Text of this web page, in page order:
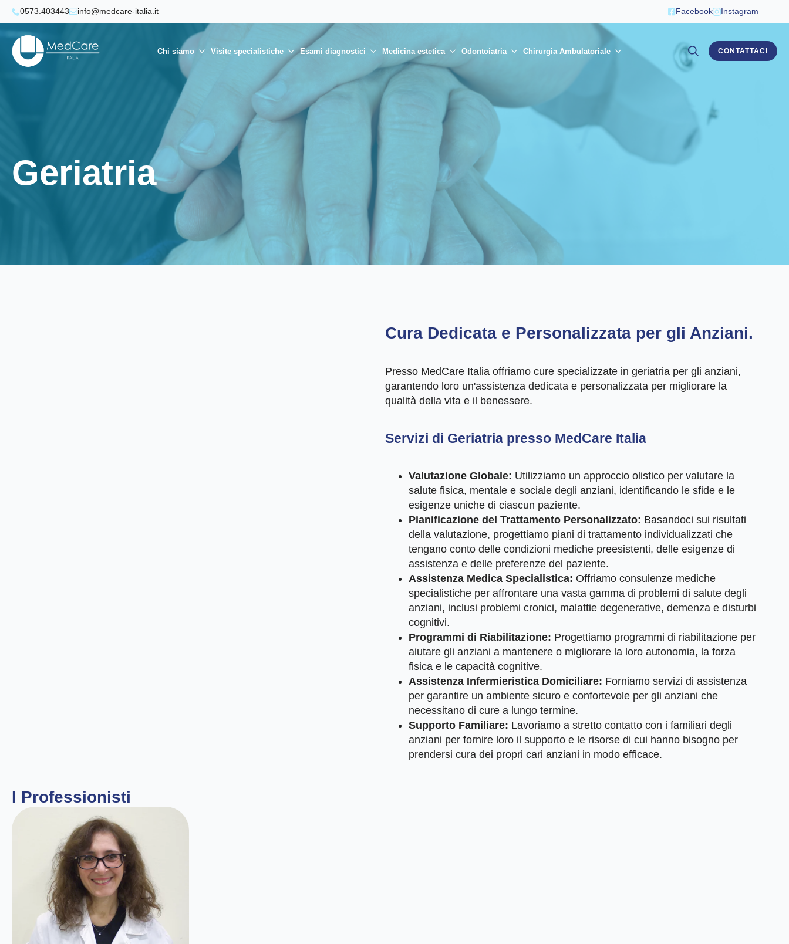
0573.403443 info@medcare-italia.it Facebook Instagram
Chi siamo Visite specialistiche Esami diagnostici Medicina estetica Odontoiatria Chirurgia Ambulatoriale
Search
CONTATTACI
Geriatria
Cura Dedicata e Personalizzata per gli Anziani.
Presso MedCare Italia offriamo cure specializzate in geriatria per gli anziani,
garantendo loro un'assistenza dedicata e personalizzata per migliorare la
qualità della vita e il benessere.
Servizi di Geriatria presso MedCare Italia
Valutazione Globale: Utilizziamo un approccio olistico per valutare la
salute fisica, mentale e sociale degli anziani, identificando le sfide e le
esigenze uniche di ciascun paziente.
Pianificazione del Trattamento Personalizzato: Basandoci sui risultati
della valutazione, progettiamo piani di trattamento individualizzati che
tengano conto delle condizioni mediche preesistenti, delle esigenze di
assistenza e delle preferenze del paziente.
Assistenza Medica Specialistica: Offriamo consulenze mediche
specialistiche per affrontare una vasta gamma di problemi di salute degli
anziani, inclusi problemi cronici, malattie degenerative, demenza e disturbi
cognitivi.
Programmi di Riabilitazione: Progettiamo programmi di riabilitazione per
aiutare gli anziani a mantenere o migliorare la loro autonomia, la forza
fisica e le capacità cognitive.
Assistenza Infermieristica Domiciliare: Forniamo servizi di assistenza
per garantire un ambiente sicuro e confortevole per gli anziani che
necessitano di cure a lungo termine.
Supporto Familiare: Lavoriamo a stretto contatto con i familiari degli
anziani per fornire loro il supporto e le risorse di cui hanno bisogno per
prendersi cura dei propri cari anziani in modo efficace.
I Professionisti